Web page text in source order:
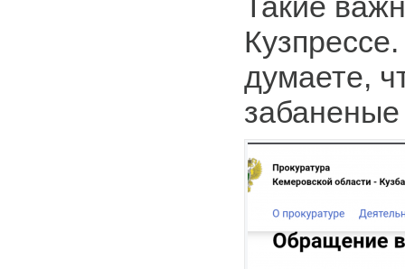
думаете,
забаненые